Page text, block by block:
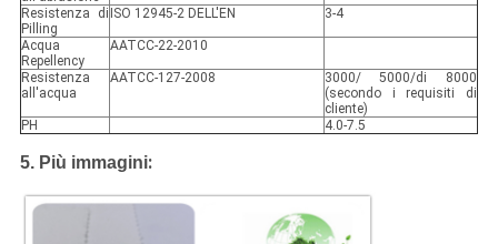
Resistenza di
Pilling
ISO 12945-2 DELL'EN 3-4
Acqua
Repellency
AATCC-22-2010
Resistenza
all'acqua
AATCC-127-2008
3000/ 5000/di 8000
(secondo i requisiti di
cliente)
PH
4.0-7.5
5. Più immagini: